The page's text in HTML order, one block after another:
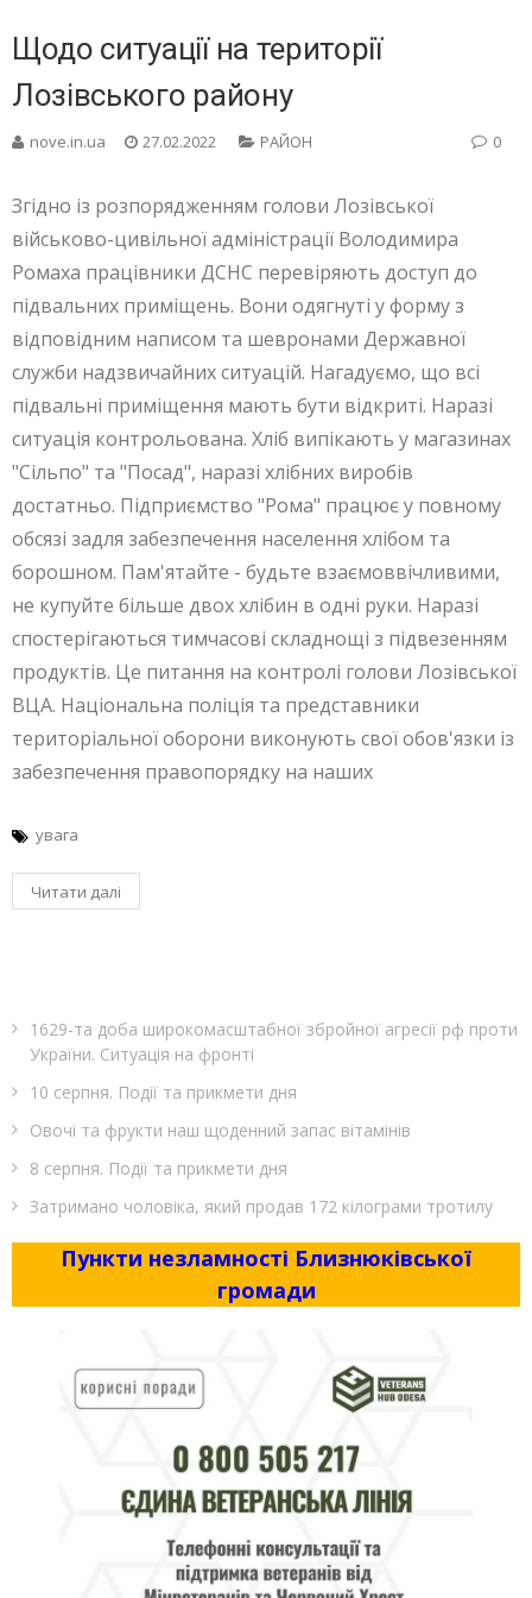
Щодо ситуації на території
Лозівського району
nove.in.ua 27.02.2022 РАЙОН 0
Згідно із розпорядженням голови Лозівської
військово-цивільної адміністрації Володимира
Ромаха працівники ДСНС перевіряють доступ до
підвальних приміщень. Вони одягнуті у форму з
відповідним написом та шевронами Державної
служби надзвичайних ситуацій. Нагадуємо, що всі
підвальні приміщення мають бути відкриті. Наразі
ситуація контрольована. Хліб випікають у магазинах
"Сільпо" та "Посад", наразі хлібних виробів
достатньо. Підприємство "Рома" працює у повному
обсязі задля забезпечення населення хлібом та
борошном. Пам'ятайте - будьте взаємоввічливими,
не купуйте більше двох хлібин в одні руки. Наразі
спостерігаються тимчасові складнощі з підвезенням
продуктів. Це питання на контролі голови Лозівської
ВЦА. Національна поліція та представники
територіальної оборони виконують свої обов'язки із
забезпечення правопорядку на наших
увага
Читати далі
1629-та доба широкомасштабної збройної агресії рф проти
України. Ситуація на фронті
10 серпня. Події та прикмети дня
Овочі та фрукти наш щоденний запас вітамінів
8 серпня. Події та прикмети дня
Затримано чоловіка, який продав 172 кілограми тротилу
Пункти незламності Близнюківської
громади